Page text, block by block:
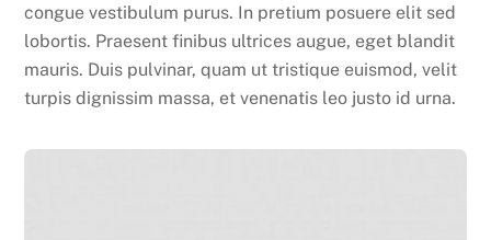
congue vestibulum purus. In pretium posuere elit sed
lobortis. Praesent finibus ultrices augue, eget blandit
mauris. Duis pulvinar, quam ut tristique euismod, velit
turpis dignissim massa, et venenatis leo justo id urna.